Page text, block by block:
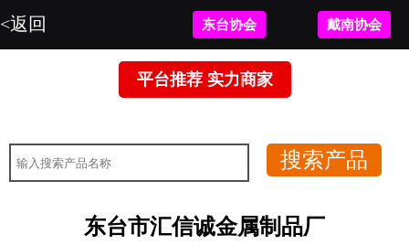
<返回 东台协会 戴南协会
平台推荐 实力商家
东台市汇信诚金属制品厂